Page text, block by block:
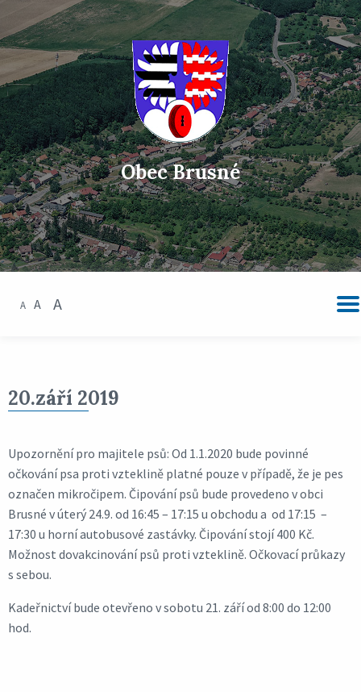
Obec Brusné
A A A
20.září 2019
Upozornění pro majitele psů: Od 1.1.2020 bude povinné
očkování psa proti vzteklině platné pouze v případě, že je pes
označen mikročipem. Čipování psů bude provedeno v obci
Brusné v úterý 24.9. od 16:45 – 17:15 u obchodu a od 17:15 –
17:30 u horní autobusové zastávky. Čipování stojí 400 Kč.
Možnost dovakcinování psů proti vzteklině. Očkovací průkazy
s sebou.
Kadeřnictví bude otevřeno v sobotu 21. září od 8:00 do 12:00
hod.